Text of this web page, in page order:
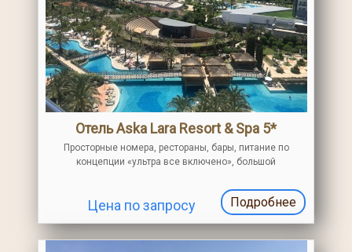
Отель Aska Lara Resort & Spa 5*
Просторные номера, рестораны, бары, питание по
концепции «ультра все включено», большой
доставит отельный шаттл-бас
Цена по запросу Подробнее